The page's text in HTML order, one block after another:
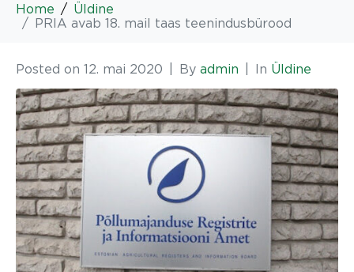
Home
Üldine
PRIA avab 18. mail taas teenindusbürood
Posted on 12. mai 2020 By admin In Üldine